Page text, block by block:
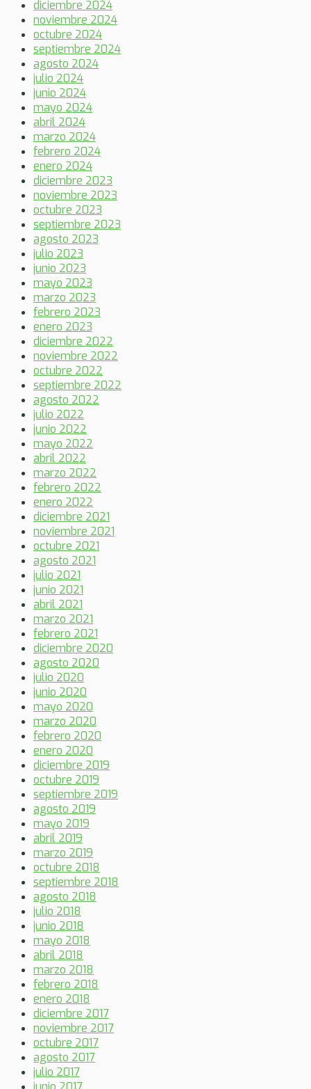
diciembre 2024
noviembre 2024
octubre 2024
septiembre 2024
agosto 2024
julio 2024
junio 2024
mayo 2024
abril 2024
marzo 2024
febrero 2024
enero 2024
diciembre 2023
noviembre 2023
octubre 2023
septiembre 2023
agosto 2023
julio 2023
junio 2023
mayo 2023
marzo 2023
febrero 2023
enero 2023
diciembre 2022
noviembre 2022
octubre 2022
septiembre 2022
agosto 2022
julio 2022
junio 2022
mayo 2022
abril 2022
marzo 2022
febrero 2022
enero 2022
diciembre 2021
noviembre 2021
octubre 2021
agosto 2021
julio 2021
junio 2021
abril 2021
marzo 2021
febrero 2021
diciembre 2020
agosto 2020
julio 2020
junio 2020
mayo 2020
marzo 2020
febrero 2020
enero 2020
diciembre 2019
octubre 2019
septiembre 2019
agosto 2019
mayo 2019
abril 2019
marzo 2019
octubre 2018
septiembre 2018
agosto 2018
julio 2018
junio 2018
mayo 2018
abril 2018
marzo 2018
febrero 2018
enero 2018
diciembre 2017
noviembre 2017
octubre 2017
agosto 2017
julio 2017